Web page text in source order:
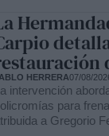
HERRERA07/08/
intervención
para
a Gregorio